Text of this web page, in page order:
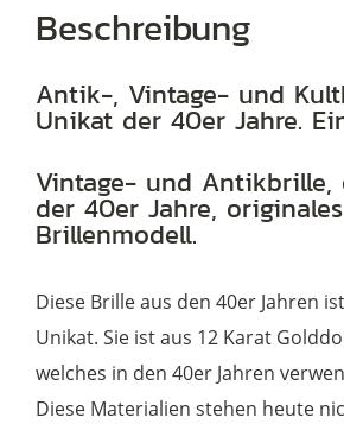
Beschreibung
Antik-, Vintage- und
Unikat der 40er Jahre.
Vintage- und Antikbrille,
der 40er Jahre, originales
Brillenmodell.
Diese Brille aus den 40er Jahren
Unikat. Sie ist aus 12 Karat
welches in den 40er Jahren
Diese Materialien stehen heute